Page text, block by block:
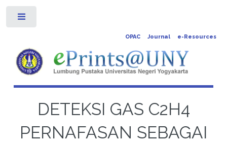
OPAC Journal e-Resources
DETEKSI GAS C2H4
PERNAFASAN SEBAGAI